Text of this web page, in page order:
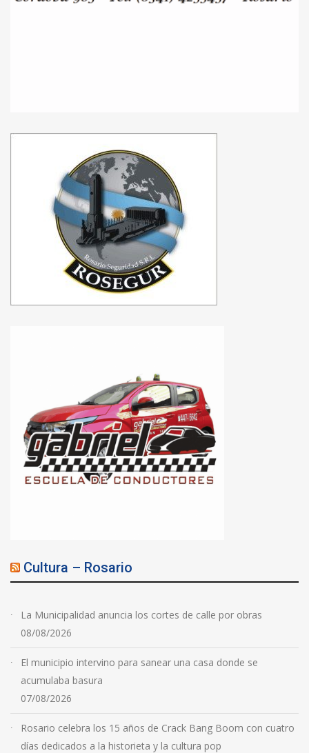
Cultura – Rosario
La Municipalidad anuncia los cortes de calle por obras
08/08/2026
El municipio intervino para sanear una casa donde se
acumulaba basura
07/08/2026
Rosario celebra los 15 años de Crack Bang Boom con cuatro
días dedicados a la historieta y la cultura pop